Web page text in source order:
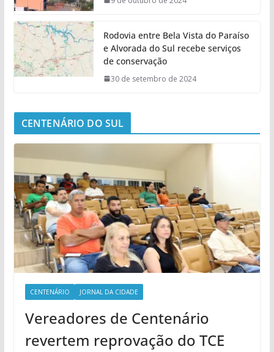
Rodovia entre Bela Vista do Paraíso
e Alvorada do Sul recebe serviços
de conservação
30 de setembro de 2024
CENTENÁRIO DO SUL
CENTENÁRIO JORNAL DA CIDADE
Vereadores de Centenário
revertem reprovação do TCE